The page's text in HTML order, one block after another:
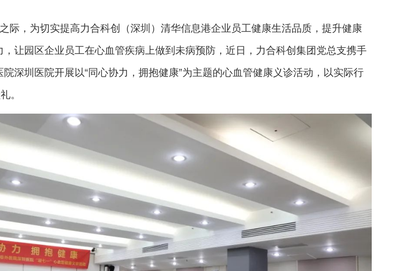
际，为切实提高力合科创（深圳）清华信息港企业员工健康生活品质，提升健康
让园区企业员工在心血管疾病上做到未病预防，近日，力合科创集团党总支携手
深圳医院开展以“同心协力，拥抱健康”为主题的心血管健康义诊活动，以实际行
。